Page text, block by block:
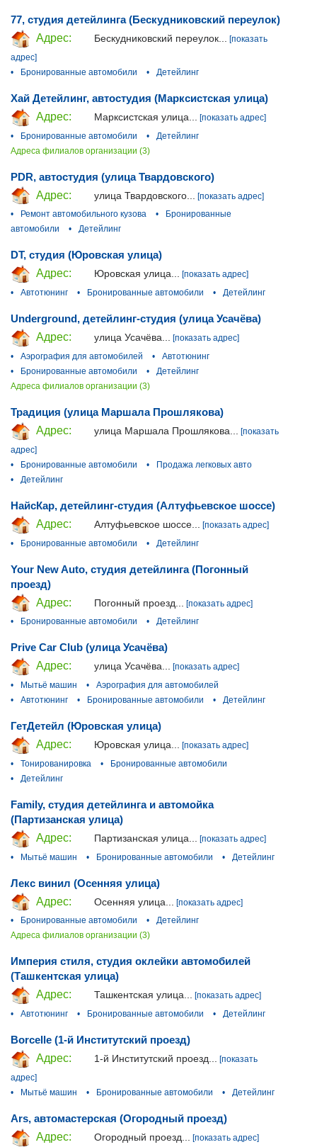
77, студия детейлинга (Бескудниковский переулок)
Адрес:
Бескудниковский переулок...
[показать
адрес]
•
Бронированные автомобили • Детейлинг
Хай Детейлинг, автостудия (Марксистская улица)
Адрес:
Марксистская улица...
[показать адрес]
•
Бронированные автомобили •
Детейлинг
Адреса филиалов организации (3)
PDR, автостудия (улица Твардовского)
Адрес:
улица Твардовского...
[показать адрес]
•
Ремонт автомобильного кузова •
Бронированные
автомобили
• Детейлинг
DT, студия (Юровская улица)
Адрес:
Юровская улица... [показать адрес]
•
Автотюнинг • Бронированные автомобили • Детейлинг
Underground, детейлинг-студия (улица Усачёва)
Адрес:
улица Усачёва... [показать адрес]
•
Аэрография для автомобилей •
Автотюнинг
•
Бронированные автомобили •
Детейлинг
Адреса филиалов организации (3)
Традиция (улица Маршала Прошлякова)
Адрес:
улица Маршала Прошлякова...
[показать
адрес]
•
Бронированные автомобили •
Продажа легковых авто
•
Детейлинг
НайсКар, детейлинг-студия (Алтуфьевское шоссе)
Адрес:
Алтуфьевское шоссе...
[показать адрес]
•
Бронированные автомобили • Детейлинг
Your New Auto, студия детейлинга (Погонный
проезд)
Адрес:
Погонный проезд...
[показать адрес]
•
Бронированные автомобили • Детейлинг
Prive Car Club (улица Усачёва)
Адрес:
улица Усачёва... [показать адрес]
•
Мытьё машин •
Аэрография для автомобилей
•
Автотюнинг • Бронированные автомобили • Детейлинг
ГетДетейл (Юровская улица)
Адрес:
Юровская улица...
[показать адрес]
•
Тонированировка •
Бронированные автомобили
•
Детейлинг
Family, студия детейлинга и автомойка
(Партизанская улица)
Адрес:
Партизанская улица...
[показать адрес]
•
Мытьё машин • Бронированные автомобили • Детейлинг
Лекс винил (Осенняя улица)
Адрес:
Осенняя улица...
[показать адрес]
•
Бронированные автомобили •
Детейлинг
Адреса филиалов организации (3)
Империя стиля, студия оклейки автомобилей
(Ташкентская улица)
Адрес:
Ташкентская улица... [показать адрес]
•
Автотюнинг • Бронированные автомобили • Детейлинг
Borcelle (1-й Институтский проезд)
Адрес:
1-й Институтский проезд...
[показать
адрес]
•
Мытьё машин • Бронированные автомобили • Детейлинг
Ars, автомастерская (Огородный проезд)
Адрес:
Огородный проезд... [показать адрес]